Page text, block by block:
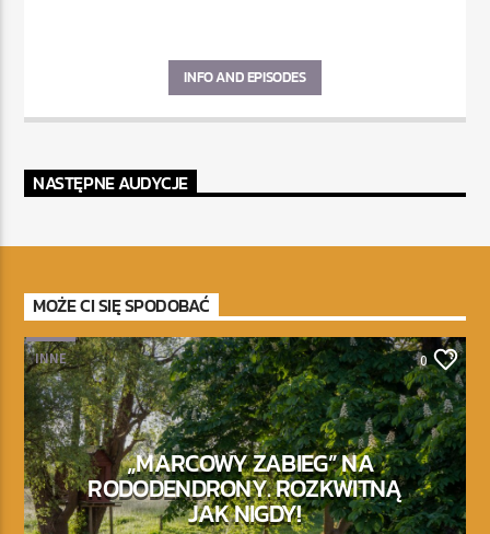
INFO AND EPISODES
NASTĘPNE AUDYCJE
MOŻE CI SIĘ SPODOBAĆ
INNE 0
„MARCOWY ZABIEG” NA
RODODENDRONY. ROZKWITNĄ
JAK NIGDY!